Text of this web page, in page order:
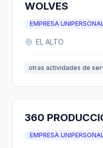
WOLVES
EMPRESA
EL ALTO
otras actividades de
360
EMPRESA